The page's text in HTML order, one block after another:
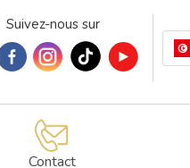
Suivez-nous sur
Contact